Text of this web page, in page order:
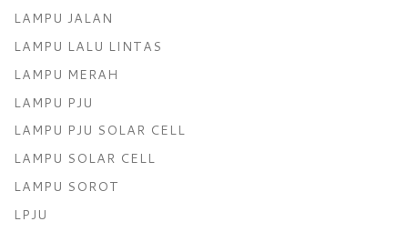
LAMPU JALAN
LAMPU LALU LINTAS
LAMPU MERAH
LAMPU PJU
LAMPU PJU SOLAR CELL
LAMPU SOLAR CELL
LAMPU SOROT
LPJU